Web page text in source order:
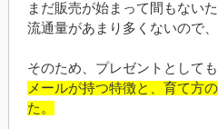
まだ販売が始まって間もないた
流通量があまり多くないので
そのため、プレゼントとして
メールが持つ特徴と、育て方
た。